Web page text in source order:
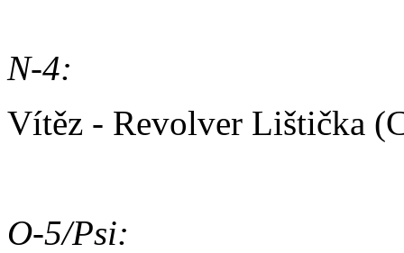
N-4:
Vítěz - Revolver Lištička
O-5/Psi: